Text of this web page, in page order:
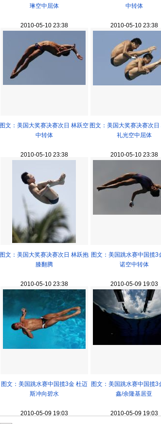
琳空中屈体
2010-05-10 23:38
中转体
2010-05-10 23:38
图文：美国大奖赛决赛次日 林跃空
中转体
2010-05-10 23:38
图文：美国大奖赛决赛次日
礼光空中屈体
2010-05-10 23:38
图文：美国大奖赛决赛次日 林跃抱
膝翻腾
2010-05-10 23:38
图文：美国跳水赛中国揽3
诺空中转体
2010-05-09 19:03
图文：美国跳水赛中国揽3金 杜迈
斯冲向碧水
2010-05-09 19:03
图文：美国跳水赛中国揽3
鑫/余隆基居亚
2010-05-09 19:03